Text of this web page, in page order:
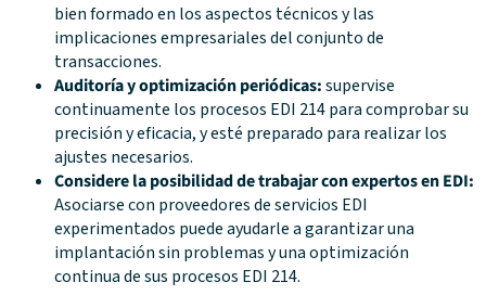
bien formado en los aspectos técnicos y las
implicaciones empresariales del conjunto de
transacciones.
Auditoría y optimización periódicas:supervise
continuamente los procesos EDI 214 para comprobar su
precisión y eficacia, y esté preparado para realizar los
ajustes necesarios.
Considere la posibilidad de trabajar con expertos en EDI:
Asociarse con proveedores de servicios EDI
experimentados puede ayudarle a garantizar una
implantación sin problemas y una optimización
continua de sus procesos EDI 214.